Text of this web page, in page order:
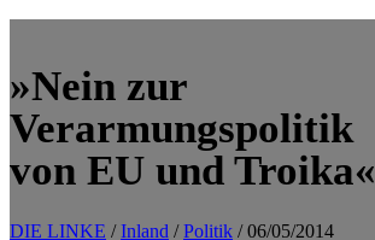
»Nein zur
Verarmungspolitik
von EU und Troika«
DIE LINKE /Inland /Politik / 06/05/2014